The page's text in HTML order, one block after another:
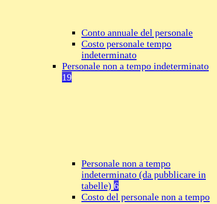
Conto annuale del personale
Costo personale tempo
indeterminato
Personale non a tempo indeterminato
19
Personale non a tempo
indeterminato (da pubblicare in
tabelle) 6
Costo del personale non a tempo